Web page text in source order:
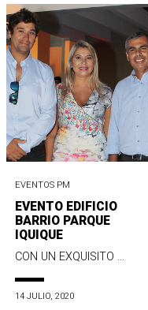
EVENTOS PM
EVENTO EDIFICIO
BARRIO PARQUE
IQUIQUE
CON UN EXQUISITO ...
14 JULIO, 2020